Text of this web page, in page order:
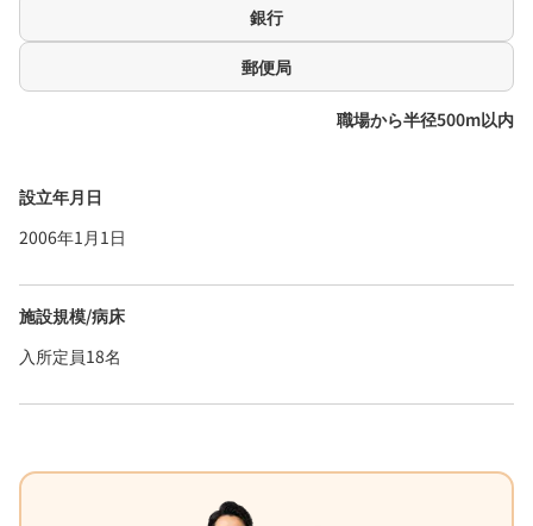
銀行
郵便局
職場から半径500m以内
設立年月日
2006年1月1日
施設規模/病床
入所定員18名